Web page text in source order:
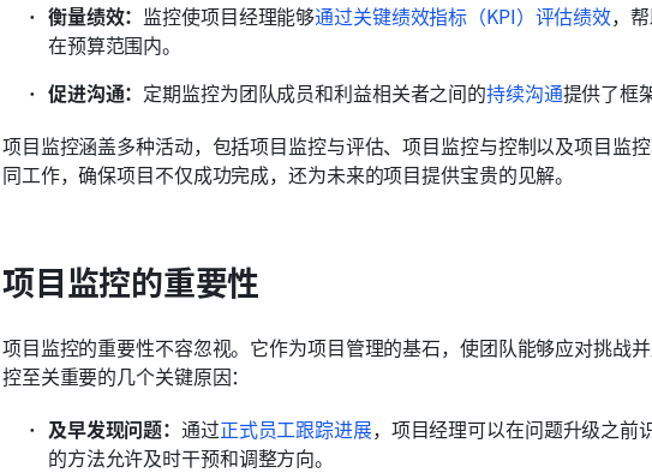
衡量绩效： 监控使项目经理能够通过关键绩效指标（KPI）评估绩效，
在预算范围内。
促进沟通： 定期监控为团队成员和利益相关者之间的持续沟通提供了框
项目监控涵盖多种活动，包括项目监控与评估、项目监控与控制以及项目监
同工作，确保项目不仅成功完成，还为未来的项目提供宝贵的见解。
项目监控的重要性
项目监控的重要性不容忽视。它作为项目管理的基石，使团队能够应对挑战
控至关重要的几个关键原因：
及早发现问题：通过正式员工跟踪进展，项目经理可以在问题升级之前
的方法允许及时干预和调整方向。